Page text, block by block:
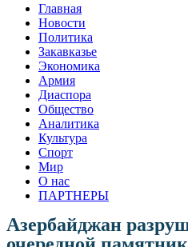
Главная
Новости
Политика
Закавказье
Экономика
Армия
Диаспора
Общество
Аналитика
Культура
Спорт
Мир
О нас
ПАРТНЕРЫ
Азербайджан